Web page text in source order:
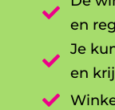

en

Je
en
